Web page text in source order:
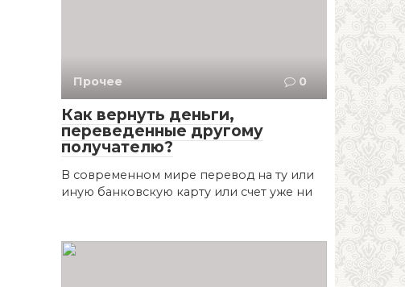
Прочее 0
Как вернуть деньги,
переведенные другому
получателю?
В современном мире перевод на ту или
иную банковскую карту или счет уже ни